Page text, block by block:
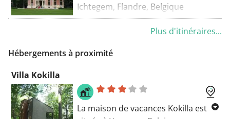
Moteur de routage - le plus beau
Ichtegem, Flandre, Belgique
To Overhemsestraat, 3870
Horpmaal, Belgique
Belles routes vers le Limbourg
Pas d’autoroutes
Moteur de routage - le plus beau
Plus d'itinéraires...
Hébergements à proximité
Villa Kokilla
La maison de vacances Kokilla est